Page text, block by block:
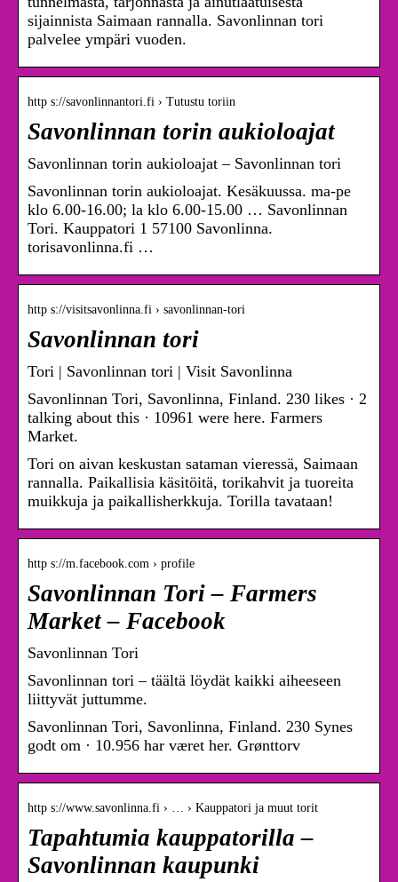
sijainnista Saimaan rannalla. Savonlinnan tori
palvelee ympäri vuoden.
http s://savonlinnantori.fi › Tutustu toriin
Savonlinnan torin aukioloajat
Savonlinnan torin aukioloajat – Savonlinnan tori
Savonlinnan torin aukioloajat. Kesäkuussa. ma-pe
klo 6.00-16.00; la klo 6.00-15.00 … Savonlinnan
Tori. Kauppatori 1 57100 Savonlinna.
torisavonlinna.fi …
http s://visitsavonlinna.fi › savonlinnan-tori
Savonlinnan tori
Tori | Savonlinnan tori | Visit Savonlinna
Savonlinnan Tori, Savonlinna, Finland. 230 likes · 2
talking about this · 10961 were here. Farmers
Market.
Tori on aivan keskustan sataman vieressä, Saimaan
rannalla. Paikallisia käsitöitä, torikahvit ja tuoreita
muikkuja ja paikallisherkkuja. Torilla tavataan!
http s://m.facebook.com › profile
Savonlinnan Tori – Farmers
Market – Facebook
Savonlinnan Tori
Savonlinnan tori – täältä löydät kaikki aiheeseen
liittyvät juttumme.
Savonlinnan Tori, Savonlinna, Finland. 230 Synes
godt om · 10.956 har været her. Grønttorv
http s://www.savonlinna.fi › … › Kauppatori ja muut torit
Tapahtumia kauppatorilla –
Savonlinnan kaupunki